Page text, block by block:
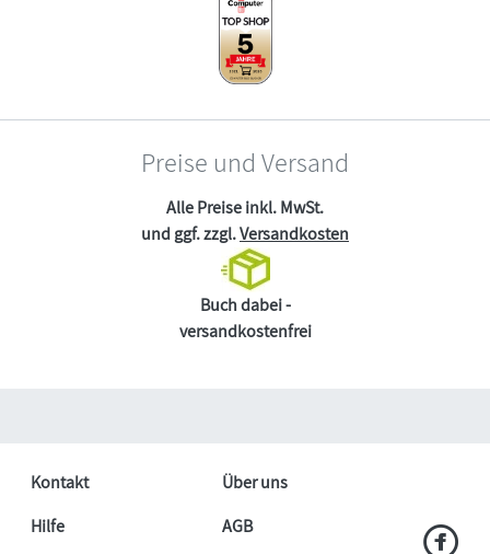
Preise und Versand
Alle Preise inkl. MwSt.
und ggf. zzgl.Versandkosten
Buch dabei -
versandkostenfrei
Kontakt
Über uns
Hilfe
AGB